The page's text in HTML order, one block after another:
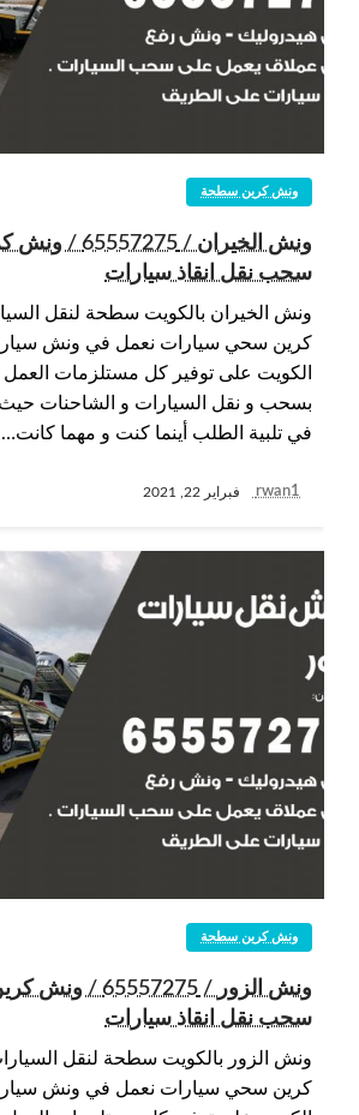
ونش كرين سطحة
ونش الخيران /
سحب نقل انقاذ سيارات
ونش الخيران بالكويت سطحة لنقل
كرين سحي سيارات نعمل في ونش
الكويت على توفير كل مستلزمات العمل
بسحب و نقل السيارات و الشاحنات حيث
في تلبية الطلب أينما كنت و مهما كانت…
rwan1 فبراير 22, 2021
ونش كرين سطحة
ونش الزور /
سحب نقل انقاذ سيارات
ونش الزور بالكويت سطحة لنقل
كرين سحي سيارات نعمل في ونش